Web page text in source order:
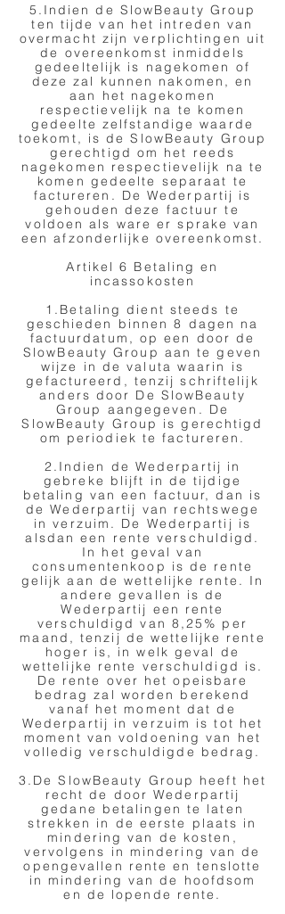
5.Indien de SlowBeauty Group
ten tijde van het intreden van
overmacht zijn verplichtingen uit
de overeenkomst inmiddels
gedeeltelijk is nagekomen of
deze zal kunnen nakomen, en
aan het nagekomen
respectievelijk na te komen
gedeelte zelfstandige waarde
toekomt, is de SlowBeauty Group
gerechtigd om het reeds
nagekomen respectievelijk na te
komen gedeelte separaat te
factureren. De Wederpartij is
gehouden deze factuur te
voldoen als ware er sprake van
een afzonderlijke overeenkomst.
Artikel 6 Betaling en
incassokosten
1.Betaling dient steeds te
geschieden binnen 8 dagen na
factuurdatum, op een door de
SlowBeauty Group aan te geven
wijze in de valuta waarin is
gefactureerd, tenzij schriftelijk
anders door De SlowBeauty
Group aangegeven. De
SlowBeauty Group is gerechtigd
om periodiek te factureren.
2.Indien de Wederpartij in
gebreke blijft in de tijdige
betaling van een factuur, dan is
de Wederpartij van rechtswege
in verzuim. De Wederpartij is
alsdan een rente verschuldigd.
In het geval van
consumentenkoop is de rente
gelijk aan de wettelijke rente. In
andere gevallen is de
Wederpartij een rente
verschuldigd van 8,25% per
maand, tenzij de wettelijke rente
hoger is, in welk geval de
wettelijke rente verschuldigd is.
De rente over het opeisbare
bedrag zal worden berekend
vanaf het moment dat de
Wederpartij in verzuim is tot het
moment van voldoening van het
volledig verschuldigde bedrag.
3.De SlowBeauty Group heeft het
recht de door Wederpartij
gedane betalingen te laten
strekken in de eerste plaats in
mindering van de kosten,
vervolgens in mindering van de
opengevallen rente en tenslotte
in mindering van de hoofdsom
en de lopende rente.